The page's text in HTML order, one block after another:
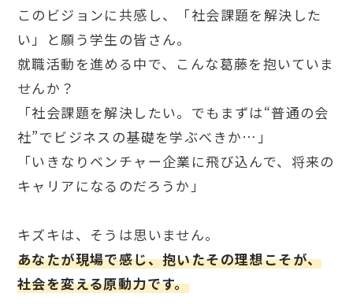
このビジョンに共感し、「社会課題を解決した
い」と願う学生の皆さん。
就職活動を進める中で、こんな葛藤を抱いていま
せんか？
「社会課題を解決したい。でもまずは“普通の会
社”でビジネスの基礎を学ぶべきか…」
「いきなりベンチャー企業に飛び込んで、将来の
キャリアになるのだろうか」
キズキは、そうは思いません。
あなたが現場で感じ、抱いたその理想こそが、
社会を変える原動力です。